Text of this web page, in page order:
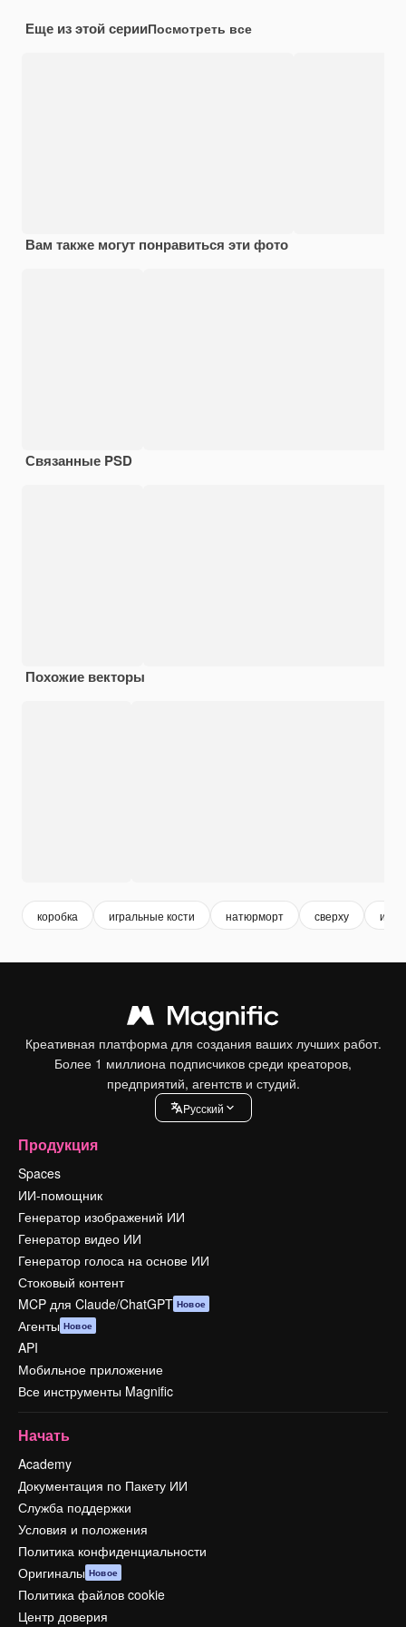
Еще из этой серииПосмотреть все
Вам также могут понравиться эти фото
Связанные PSD
Похожие векторы
коробка игральные кости натюрморт сверху игра
Креативная платформа для создания ваших лучших работ.
Более 1 миллиона подписчиков среди креаторов,
предприятий, агентств и студий.
Pусский
Продукция
Spaces
ИИ-помощник
Генератор изображений ИИ
Генератор видео ИИ
Генератор голоса на основе ИИ
Стоковый контент
MCP для Claude/ChatGPT Новое
Агенты Новое
API
Мобильное приложение
Все инструменты Magnific
Начать
Academy
Документация по Пакету ИИ
Служба поддержки
Условия и положения
Политика конфиденциальности
Оригиналы Новое
Политика файлов cookie
Центр доверия